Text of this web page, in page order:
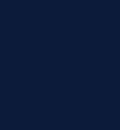
Rating,